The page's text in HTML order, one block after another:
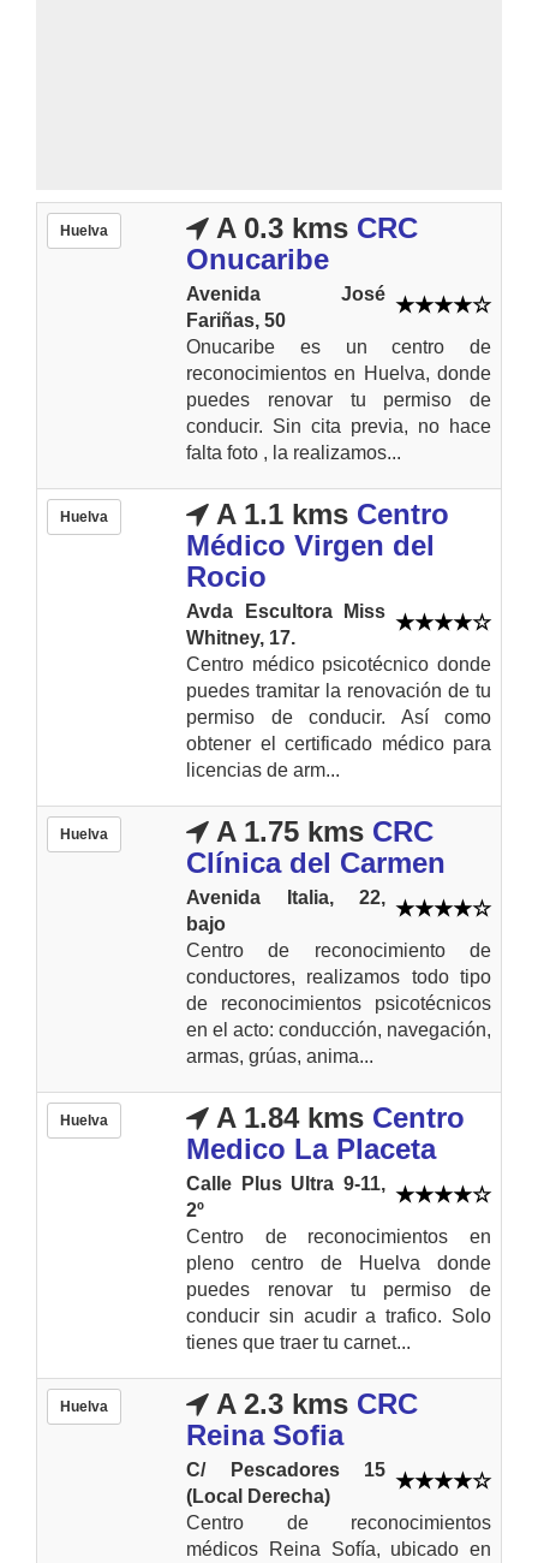
Huelva A 0.3 kms CRC
Onucaribe
Avenida José
Fariñas, 50
Onucaribe es un centro de
reconocimientos en Huelva, donde
puedes renovar tu permiso de
conducir. Sin cita previa, no hace
falta foto , la realizamos...
Huelva A 1.1 kms Centro
Médico Virgen del
Rocio
Avda Escultora Miss
Whitney, 17.
Centro médico psicotécnico donde
puedes tramitar la renovación de tu
permiso de conducir. Así como
obtener el certificado médico para
licencias de arm...
Huelva A 1.75 kms CRC
Clínica del Carmen
Avenida Italia, 22,
bajo
Centro de reconocimiento de
conductores, realizamos todo tipo
de reconocimientos psicotécnicos
en el acto: conducción, navegación,
armas, grúas, anima...
Huelva A 1.84 kms Centro
Medico La Placeta
Calle Plus Ultra 9-11,
2º
Centro de reconocimientos en
pleno centro de Huelva donde
puedes renovar tu permiso de
conducir sin acudir a trafico. Solo
tienes que traer tu carnet...
Huelva A 2.3 kms CRC
Reina Sofia
C/ Pescadores 15
(Local Derecha)
Centro de reconocimientos
médicos Reina Sofía, ubicado en